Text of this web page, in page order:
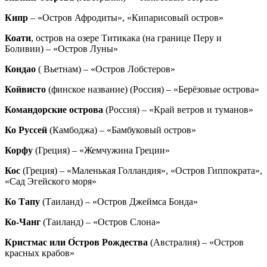
Кипр – «Остров Афродиты», «Кипарисовый остров»
Коати, остров на озере Титикака (на границе Перу и
Боливии) – «Остров Луны»
Кондао ( Вьетнам) – «Остров Лобстеров»
Койвисто (финское название) (Россия) – «Берёзовые острова»
Командорские острова (Россия) – «Край ветров и туманов»
Ко Руссей (Камбоджа) – «Бамбуковый остров»
Корфу (Греция) – «Жемчужина Греции»
Кос (Греция) – «Маленькая Голландия», «Остров Гиппократа»,
«Сад Эгейского моря»
Ко Тапу (Таиланд) – «Остров Джеймса Бонда»
Ко-Чанг (Таиланд) – «Остров Слона»
Кристмас или О́стров Рождества (Австралия) – «Остров
красных крабов»